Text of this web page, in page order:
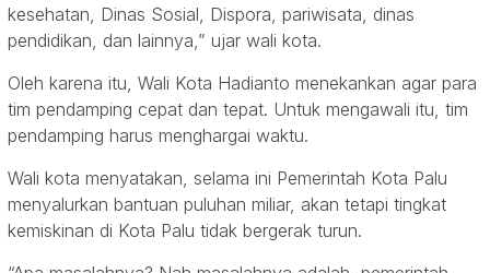
kesehatan, Dinas Sosial, Dispora, pariwisata, dinas
pendidikan, dan lainnya,” ujar wali kota.
Oleh karena itu, Wali Kota Hadianto menekankan agar para
tim pendamping cepat dan tepat. Untuk mengawali itu, tim
pendamping harus menghargai waktu.
Wali kota menyatakan, selama ini Pemerintah Kota Palu
menyalurkan bantuan puluhan miliar, akan tetapi tingkat
kemiskinan di Kota Palu tidak bergerak turun.